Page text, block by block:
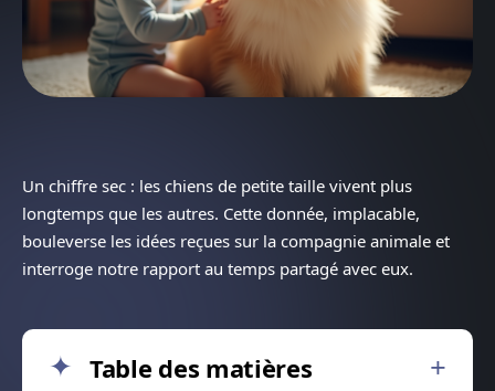
Un chiffre sec : les chiens de petite taille vivent plus
longtemps que les autres. Cette donnée, implacable,
bouleverse les idées reçues sur la compagnie animale et
interroge notre rapport au temps partagé avec eux.
Table des matières